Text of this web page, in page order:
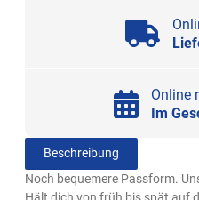
Online
Im
Beschreibung
Noch bequemere Passform.
Hält dich von früh bis spät auf